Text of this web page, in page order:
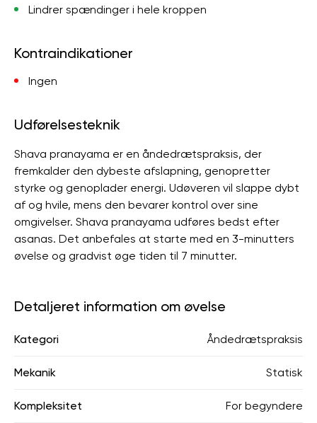
Lindrer spændinger i hele kroppen
Kontraindikationer
Ingen
Udførelsesteknik
Shava pranayama er en åndedrætspraksis, der
fremkalder den dybeste afslapning, genopretter
styrke og genoplader energi. Udøveren vil slappe dybt
af og hvile, mens den bevarer kontrol over sine
omgivelser. Shava pranayama udføres bedst efter
asanas. Det anbefales at starte med en 3-minutters
øvelse og gradvist øge tiden til 7 minutter.
Detaljeret information om øvelse
Kategori Åndedrætspraksis
Mekanik Statisk
Kompleksitet For begyndere